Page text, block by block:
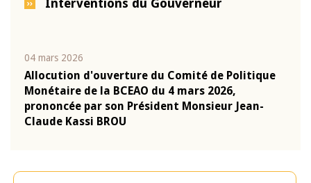
Interventions du Gouverneur
04 mars 2026
Allocution d'ouverture du Comité de Politique
Monétaire de la BCEAO du 4 mars 2026,
prononcée par son Président Monsieur Jean-
Claude Kassi BROU